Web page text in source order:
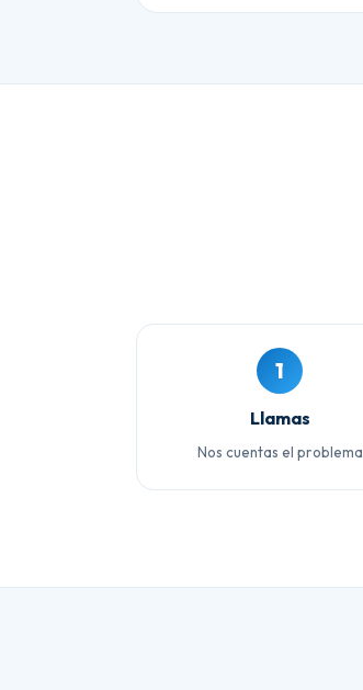
1
Llamas
Nos cuentas el problema